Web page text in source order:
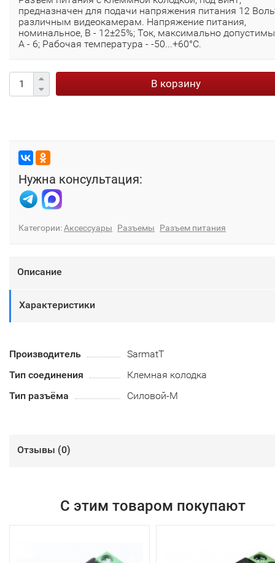
предназначен для подачи напряжения питания 12
различным видеокамерам. Напряжение питания,
номинальное, В - 12±25%; Ток, максимально
А - 6; Рабочая температура - -50...+60°C.
В корзину
Нужна консультация:
Категории:Аксессуары Разъемы Разъем питания
Описание
Характеристики
Производитель
SarmatT
Тип соединения
Клемная колодка
Тип разъёма
Силовой-M
Отзывы (0)
С этим товаром покупают